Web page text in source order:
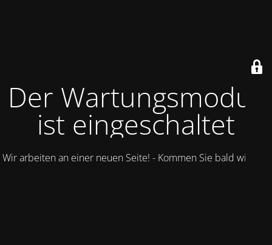
Der Wartungsmodus
ist eingeschaltet
Wir arbeiten an einer neuen Seite! - Kommen Sie bald wieder.